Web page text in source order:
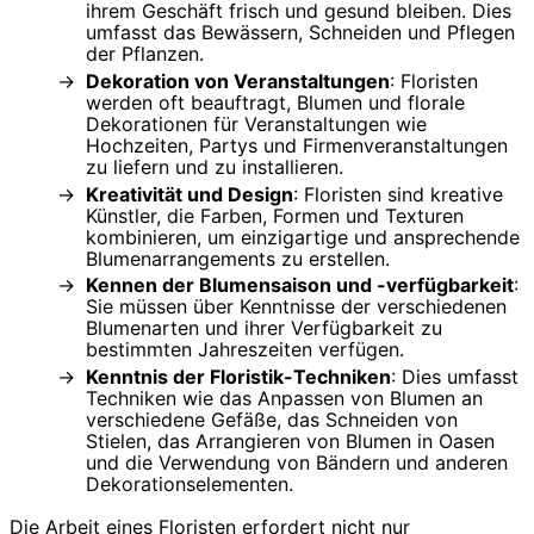
ihrem Geschäft frisch und gesund bleiben. Dies
umfasst das Bewässern, Schneiden und Pflegen
der Pflanzen.
Dekoration von Veranstaltungen: Floristen
werden oft beauftragt, Blumen und florale
Dekorationen für Veranstaltungen wie
Hochzeiten, Partys und Firmenveranstaltungen
zu liefern und zu installieren.
Kreativität und Design: Floristen sind kreative
Künstler, die Farben, Formen und Texturen
kombinieren, um einzigartige und ansprechende
Blumenarrangements zu erstellen.
Kennen der Blumensaison und -verfügbarkeit:
Sie müssen über Kenntnisse der verschiedenen
Blumenarten und ihrer Verfügbarkeit zu
bestimmten Jahreszeiten verfügen.
Kenntnis der Floristik-Techniken: Dies umfasst
Techniken wie das Anpassen von Blumen an
verschiedene Gefäße, das Schneiden von
Stielen, das Arrangieren von Blumen in Oasen
und die Verwendung von Bändern und anderen
Dekorationselementen.
Die Arbeit eines Floristen erfordert nicht nur